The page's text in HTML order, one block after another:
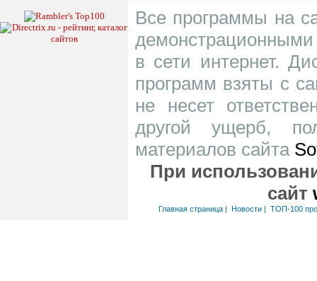
Все программы на
в сети интернет.
программ взяты с
не несет
другой ущерб,
материалов сайта
При
сайт
Главная страница| Новости| ТОП-100